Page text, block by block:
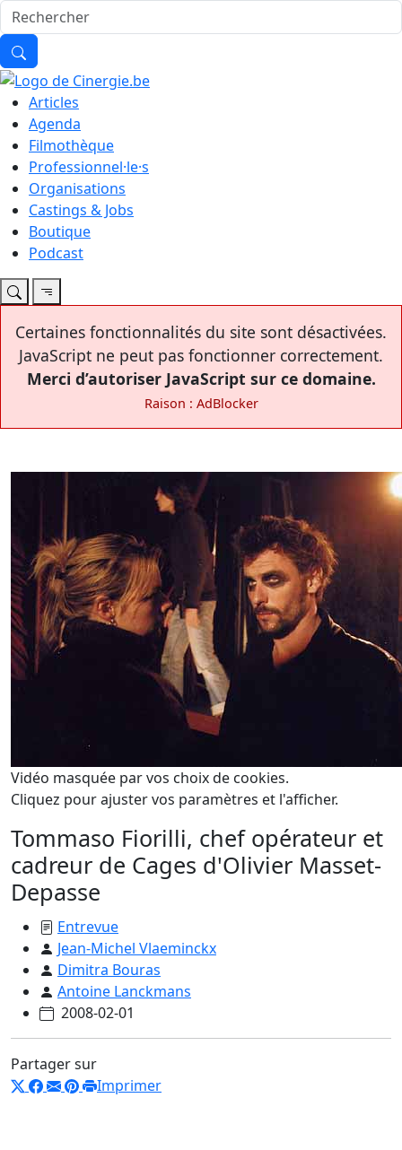
Articles
Agenda
Filmothèque
Professionnel·le·s
Organisations
Castings & Jobs
Boutique
Podcast
Certaines fonctionnalités du site sont désactivées.
JavaScript ne peut pas fonctionner correctement.
Merci d’autoriser JavaScript sur ce domaine.
Raison : AdBlocker
Vidéo masquée par vos choix de cookies.
Cliquez pour ajuster vos paramètres et l'afficher.
Tommaso Fiorilli, chef opérateur et
cadreur de Cages d'Olivier Masset-
Depasse
Entrevue
Jean-Michel Vlaeminckx
Dimitra Bouras
Antoine Lanckmans
2008-02-01
Partager sur
Imprimer